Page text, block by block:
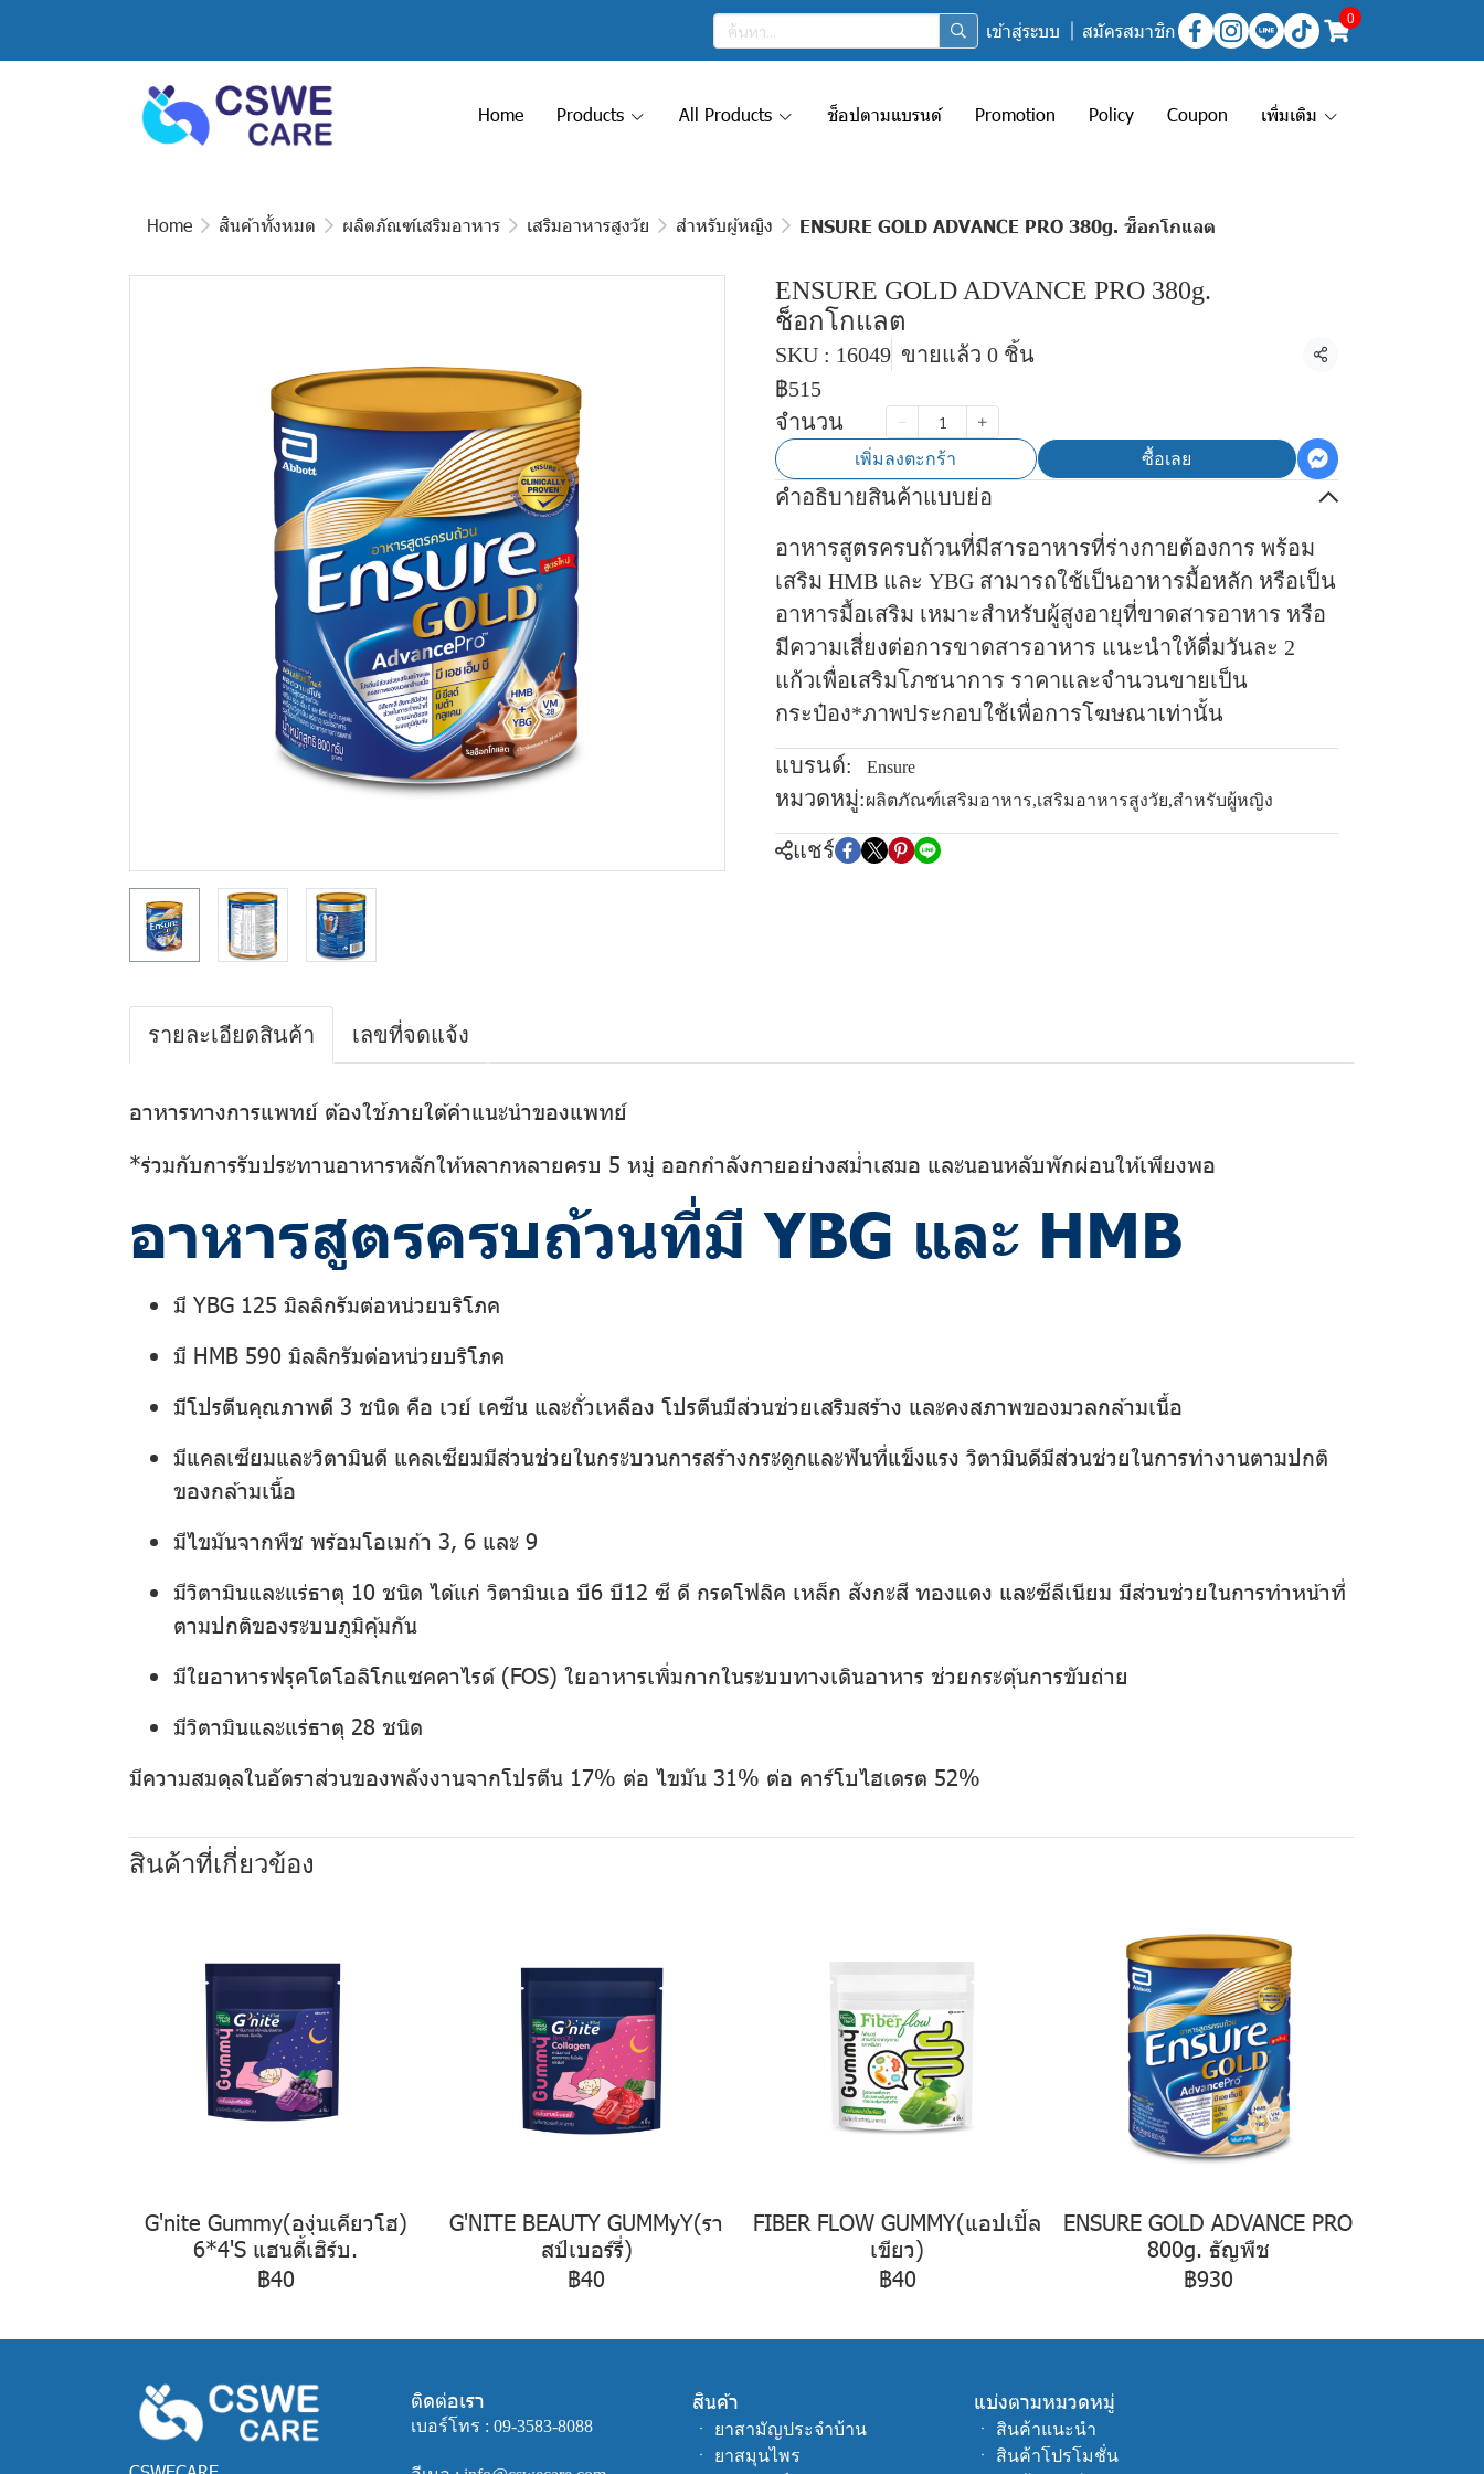
เข้าสู่ระบบ สมัครสมาชิก
0
Home Products All Products ช็อปตามแบรนด์ Promotion Policy Coupon เพิ่มเติม
Home สินค้าทั้งหมด ผลิตภัณฑ์เสริมอาหาร เสริมอาหารสูงวัย สำหรับผู้หญิง ENSURE GOLD ADVANCE PRO 380g. ช็อกโกแลต
ENSURE GOLD ADVANCE PRO 380g.
ช็อกโกแลต
SKU : 16049 ขายแล้ว 0 ชิ้น แชร์
฿515
จำนวน
เพิ่มลงตะกร้า ซื้อเลย
คำอธิบายสินค้าแบบย่อ
อาหารสูตรครบถ้วนที่มีสารอาหารที่ร่างกายต้องการ พร้อม
เสริม HMB และ YBG สามารถใช้เป็นอาหารมื้อหลัก หรือเป็น
อาหารมื้อเสริม เหมาะสำหรับผู้สูงอายุที่ขาดสารอาหาร หรือ
มีความเสี่ยงต่อการขาดสารอาหาร แนะนำให้ดื่มวันละ 2
แก้วเพื่อเสริมโภชนาการ ราคาและจำนวนขายเป็น
กระป๋อง*ภาพประกอบใช้เพื่อการโฆษณาเท่านั้น
แบรนด์: Ensure
หมวดหมู่:ผลิตภัณฑ์เสริมอาหาร,เสริมอาหารสูงวัย,สำหรับผู้หญิง
แชร์
รายละเอียดสินค้า เลขที่จดแจ้ง
อาหารทางการแพทย์ ต้องใช้ภายใต้คำแนะนำของแพทย์
*ร่วมกับการรับประทานอาหารหลักให้หลากหลายครบ 5 หมู่ ออกกำลังกายอย่างสม่ำเสมอ และนอนหลับพักผ่อนให้เพียงพอ
อาหารสูตรครบถ้วนที่มี YBG และ HMB
มี YBG 125 มิลลิกรัมต่อหน่วยบริโภค
มี HMB 590 มิลลิกรัมต่อหน่วยบริโภค
มีโปรตีนคุณภาพดี 3 ชนิด คือ เวย์ เคซีน และถั่วเหลือง โปรตีนมีส่วนช่วยเสริมสร้าง และคงสภาพของมวลกล้ามเนื้อ
มีแคลเซียมและวิตามินดี แคลเซียมมีส่วนช่วยในกระบวนการสร้างกระดูกและฟันที่แข็งแรง วิตามินดีมีส่วนช่วยในการทำงานตามปกติ
ของกล้ามเนื้อ
มีไขมันจากพืช พร้อมโอเมก้า 3, 6 และ 9
มีวิตามินและแร่ธาตุ 10 ชนิด ได้แก่ วิตามินเอ บี6 บี12 ซี ดี กรดโฟลิค เหล็ก สังกะสี ทองแดง และซีลีเนียม มีส่วนช่วยในการทำหน้าที่
ตามปกติของระบบภูมิคุ้มกัน
มีใยอาหารฟรุคโตโอลิโกแซคคาไรด์ (FOS) ใยอาหารเพิ่มกากในระบบทางเดินอาหาร ช่วยกระตุ้นการขับถ่าย
มีวิตามินและแร่ธาตุ 28 ชนิด
มีความสมดุลในอัตราส่วนของพลังงานจากโปรตีน 17% ต่อ ไขมัน 31% ต่อ คาร์โบไฮเดรต 52%
สินค้าที่เกี่ยวข้อง
G'nite Gummy(องุ่นเคียวโฮ)
6*4'S แฮนดี้เฮิร์บ.
฿40
G'NITE BEAUTY GUMMyY(รา
สป์เบอร์รี่)
฿40
FIBER FLOW GUMMY(แอปเปิ้ล
เขียว)
฿40
ENSURE GOLD ADVANCE PRO
800g. ธัญพืช
฿930
ติดต่อเรา
เบอร์โทร : 09-3583-8088
สินค้า
ㆍ ยาสามัญประจำบ้าน
ㆍ ยาสมุนไพร
แบ่งตามหมวดหมู่
ㆍ สินค้าแนะนำ
ㆍ สินค้าโปรโมชั่น